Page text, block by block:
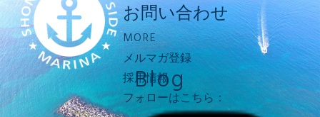
お問い合わせ
MORE
メルマガ登録
採用情報
フォローはこちら：
Blog